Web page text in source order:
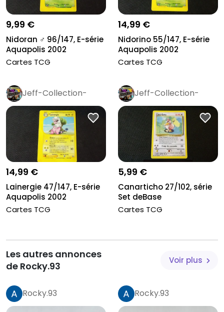
9,99 €
Nidoran ♂ 96/147, E-série
Aquapolis 2002
Cartes TCG
14,99 €
Nidorino 55/147, E-série
Aquapolis 2002
Cartes TCG
Jeff-Collection-
Rétro Pro
14,99 €
Lainergie 47/147, E-série
Aquapolis 2002
Cartes TCG
Jeff-Collection-
Rétro Pro
5,99 €
Canarticho 27/102, série
Set deBase
Cartes TCG
Les autres annonces
de Rocky.93
Voir plus
Rocky.93 Rocky.93